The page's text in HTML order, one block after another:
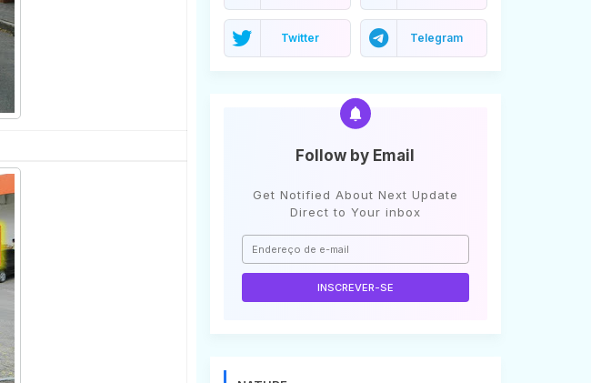
Twitter Telegram
Follow by Email
Get Notified About Next Update
Direct to Your inbox